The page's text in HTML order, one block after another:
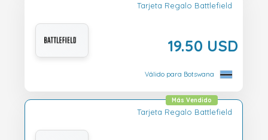
Tarjeta Regalo Battlefield
19.50 USD
Válido para Botswana
Tarjeta Regalo Battlefield
Más Vendido